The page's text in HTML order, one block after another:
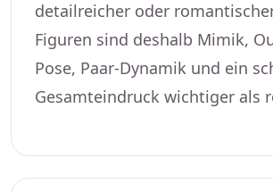
detailreicher oder
Figuren sind deshalb Mimik,
Pose, Paar-Dynamik und ein
Gesamteindruck wichtiger als